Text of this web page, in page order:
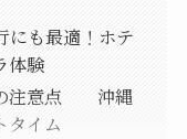
にも最適！ホテ
体験
の注意点 沖縄
タイム